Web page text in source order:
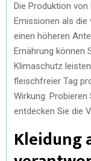
Die Produktion
Emissionen als die
einen höheren
Ernährung können
Klimaschutz
fleischfreier Tag
Wirkung.
entdecken Sie die
Kleidung